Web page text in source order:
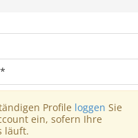
Profile loggen Sie
ein, sofern Ihre
läuft.